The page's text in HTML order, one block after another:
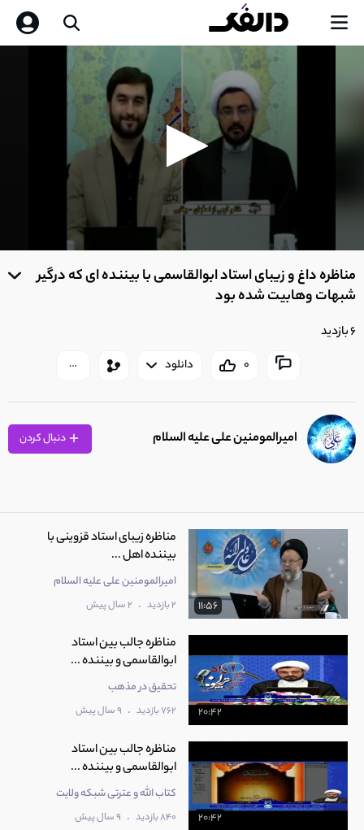
0
of
مناظره داغ و زیبای استاد ابوالقاسمی با بیننده ای که درگیر
شبهات وهابیت شده بود
6 بازدید
0 دانلود
امیرالمومنین علی عليه السلام
11:56
مناظره زیبای استاد قزوینی با
بیننده اهل ...
امیرالمومنین علی عليه السلام
2 بازدید . 2 سال پیش
20:42
مناظره جالب بین استاد
ابوالقاسمی و بیننده ...
تحقیق در مذهب
762 بازدید . 9 سال پیش
20:42
مناظره جالب بین استاد
ابوالقاسمی و بیننده ...
کتاب الله و عترتی شبکه ولایت
840 بازدید . 9 سال پیش